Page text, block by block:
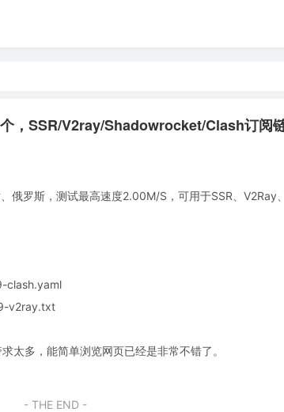
个，SSR/V2ray/Shadowrocket/Clash订阅
俄罗斯，测试最高速度2.00M/S，可用于SSR、V2Ray
clash.yaml
v2ray.txt
太多，能简单浏览网页已经是非常不错了。
- THE END -